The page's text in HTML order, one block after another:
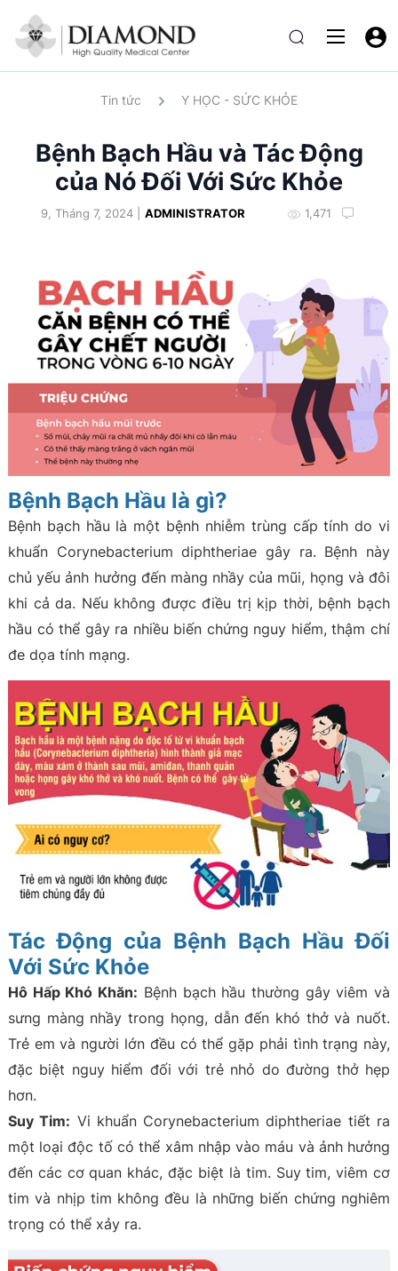
Tin tức Y HỌC - SỨC KHỎE
Bệnh Bạch Hầu và Tác Động
của Nó Đối Với Sức Khỏe
9, Tháng 7, 2024 | ADMINISTRATOR 1,471
Bệnh Bạch Hầu là gì?
Bệnh bạch hầu là một bệnh nhiễm trùng cấp tính do vi
khuẩn Corynebacterium diphtheriae gây ra. Bệnh này
chủ yếu ảnh hưởng đến màng nhầy của mũi, họng và đôi
khi cả da. Nếu không được điều trị kịp thời, bệnh bạch
hầu có thể gây ra nhiều biến chứng nguy hiểm, thậm chí
đe dọa tính mạng.
Tác Động của Bệnh Bạch Hầu Đối
Với Sức Khỏe
Hô Hấp Khó Khăn: Bệnh bạch hầu thường gây viêm và
sưng màng nhầy trong họng, dẫn đến khó thở và nuốt.
Trẻ em và người lớn đều có thể gặp phải tình trạng này,
đặc biệt nguy hiểm đối với trẻ nhỏ do đường thở hẹp
hơn.
Suy Tim: Vi khuẩn Corynebacterium diphtheriae tiết ra
một loại độc tố có thể xâm nhập vào máu và ảnh hưởng
đến các cơ quan khác, đặc biệt là tim. Suy tim, viêm cơ
tim và nhịp tim không đều là những biến chứng nghiêm
trọng có thể xảy ra.